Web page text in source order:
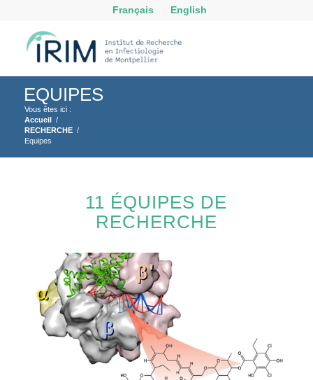
Français English
EQUIPES
Vous êtes ici :
Accueil /
RECHERCHE /
Equipes
11 ÉQUIPES DE
RECHERCHE